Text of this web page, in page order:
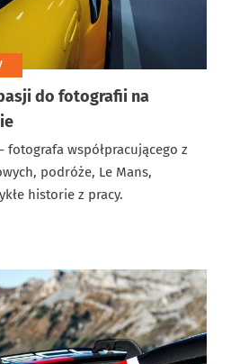
do fotografii na
fotografa współpracującego z
podróże, Le Mans,
historie z pracy.